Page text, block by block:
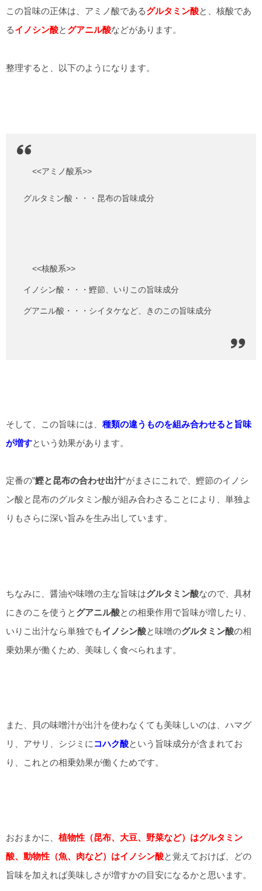
この旨味の正体は、アミノ酸であるグルタミン酸と、核酸であ
るイノシン酸と グアニル酸などがあります。
整理すると、以下のようになります。
<<アミノ酸系>>
グルタミン酸・・・昆布の旨味成分
<<核酸系>>
イノシン酸・・・鰹節、いりこの旨味成分
グアニル酸・・・シイタケなど、きのこの旨味成分
そして、この旨味には、 種類の違うものを組み合わせると旨味
が増すという効果があります。
定番の”鰹と昆布の合わせ出汁“がまさにこれで、鰹節のイノシ
ン酸と昆布のグルタミン酸が組み合わさることにより、単独よ
りもさらに深い旨みを生み出しています。
ちなみに、醤油や味噌の主な旨味はグルタミン酸なので、具材
にきのこを使うと グアニル酸との相乗作用で旨味が増したり、
いりこ出汁なら単独でもイノシン酸と味噌のグルタミン酸の相
乗効果が働くため、美味しく食べられます。
また、貝の味噌汁が出汁を使わなくても美味しいのは、ハマグ
リ、アサリ、シジミに コハク酸という旨味成分が含まれてお
り、これとの相乗効果が働くためです。
おおまかに、 植物性（昆布、大豆、野菜など）はグルタミン
酸、動物性（魚、肉など）はイノシン酸と覚えておけば、どの
旨味を加えれば美味しさが増すかの目安になるかと思います。